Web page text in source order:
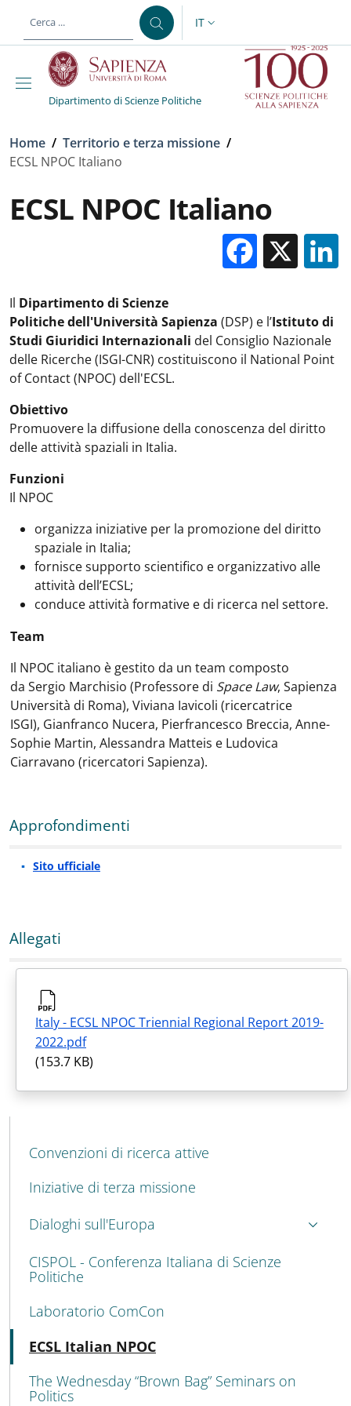
al contenuto principale
SELETTORE LINGUA:
IT
Dipartimento di Scienze Politiche
Briciole di pane
Home / Territorio e terza missione /
ECSL NPOC Italiano
ECSL NPOC Italiano
X
Il Dipartimento di Scienze
Politiche dell'Università Sapienza (DSP) e l’Istituto di
Studi Giuridici Internazionali del Consiglio Nazionale
delle Ricerche (ISGI-CNR) costituiscono il National Point
of Contact (NPOC) dell'ECSL.
Obiettivo
Promuovere la diffusione della conoscenza del diritto
delle attività spaziali in Italia.
Funzioni
Il NPOC
organizza iniziative per la promozione del diritto
spaziale in Italia;
fornisce supporto scientifico e organizzativo alle
attività dell’ECSL;
conduce attività formative e di ricerca nel settore.
Team
Il NPOC italiano è gestito da un team composto
da Sergio Marchisio (Professore di Space Law, Sapienza
Università di Roma), Viviana Iavicoli (ricercatrice
ISGI), Gianfranco Nucera, Pierfrancesco Breccia, Anne-
Sophie Martin, Alessandra Matteis e Ludovica
Ciarravano (ricercatori Sapienza).
Approfondimenti
Sito ufficiale
Allegati
Italy - ECSL NPOC Triennial Regional Report 2019-
2022.pdf
(153.7 KB)
MAIN NAVIGATION
Convenzioni di ricerca attive
Iniziative di terza missione
Dialoghi sull'Europa
CISPOL - Conferenza Italiana di Scienze
Politiche
Laboratorio ComCon
ECSL Italian NPOC
The Wednesday “Brown Bag” Seminars on
Politics